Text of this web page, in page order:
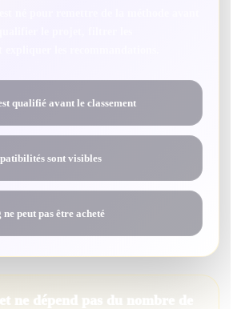
qualifié avant le classement
sont visibles
peut pas être acheté
ne dépend pas du nombre de